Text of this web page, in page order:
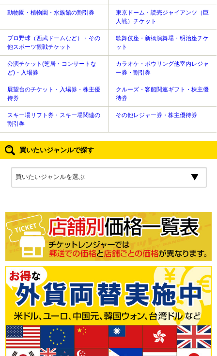
動物園・植物園・水族館の割引券
東京ドーム・読売ジャイアンツ（巨
人戦）チケット
プロ野球（西武ドームなど）・その
他スポーツ観戦チケット
歌舞伎座・新橋演舞場・明治座チケ
ット
公演チケット(芝居・コンサートな
ど)・入場券
カラオケ・ボウリング他室内レジャ
ー券・割引券
展望台のチケット・入場券・株主優
待券
クルーズ・客船関連ギフト・株主優
待券
スキー場リフト券・スキー場関連の
割引券
その他レジャー券・株主優待券
買いたいジャンルで探す